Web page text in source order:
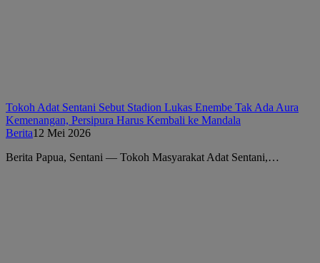
Tokoh Adat Sentani Sebut Stadion Lukas Enembe Tak Ada Aura
Kemenangan, Persipura Harus Kembali ke Mandala
Berita12 Mei 2026
Berita Papua, Sentani — Tokoh Masyarakat Adat Sentani,…